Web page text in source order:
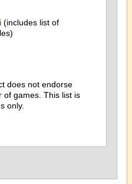
(includes list of
does not endorse
of games. This list is
only.